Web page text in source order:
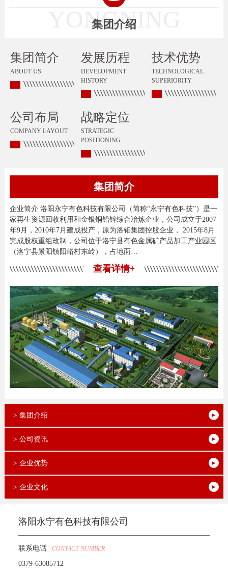
YONGNING
集团介绍
集团简介
ABOUT US
发展历程
DEVELOPMENT
HISTORY
技术优势
TECHNOLOGICAL
SUPERIORITY
公司布局
COMPANY LAYOUT
战略定位
STRATEGIC
POSITIONING
集团简介
企业简介 洛阳永宁有色科技有限公司（简称“永宁有色科技”）是一
家再生资源回收利用和金银铜铅锌综合冶炼企业，公司成立于2007
年9月，2010年7月建成投产，原为洛钼集团控股企业， 2015年8月
完成股权重组改制，公司位于洛宁县有色金属矿产品加工产业园区
（洛宁县景阳镇阳峪村东岭），占地面…
查看详情+
> 集团介绍
> 公司资讯
> 企业优势
> 企业文化
洛阳永宁有色科技有限公司
联系电话 CONTACT NUMBER
0379-63085712